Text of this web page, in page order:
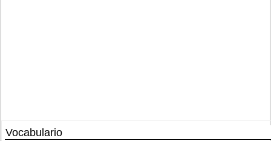
Vocabulario